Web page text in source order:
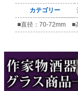
カテゴリー
■直径：70-72mm ■